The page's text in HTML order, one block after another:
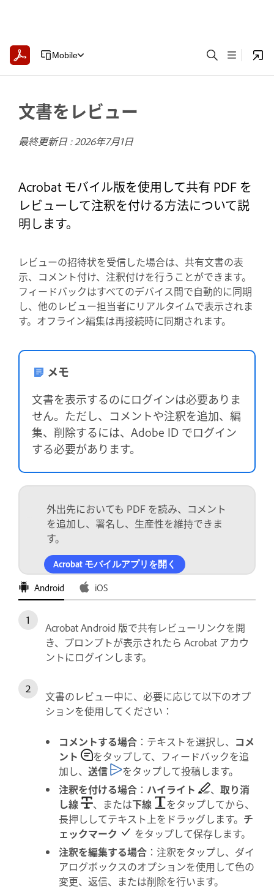
Mobile
文書をレビュー
最終更新日 :2026年7月1日
Acrobat モバイル版を使用して共有 PDF を
レビューして注釈を付ける方法について説
明します。
レビューの招待状を受信した場合は、共有文書の表
示、コメント付け、注釈付けを行うことができます。
フィードバックはすべてのデバイス間で自動的に同期
し、他のレビュー担当者にリアルタイムで表示されま
す。オフライン編集は再接続時に同期されます。
メモ
文書を表示するのにログインは必要ありま
せん。ただし、コメントや注釈を追加、編
集、削除するには、Adobe ID でログイン
する必要があります。
外出先においても PDF を読み、コメント
を追加し、署名し、生産性を維持できま
す。
Acrobat モバイルアプリを開く
Android iOS
Acrobat Android 版で共有レビューリンクを開
き、プロンプトが表示されたら Acrobat アカウ
ントにログインします。
文書のレビュー中に、必要に応じて以下のオプ
ションを使用してください：
コメントする場合 ：テキストを選択し、 コメ
ント
をタップして、フィードバックを追
加し、 送信
をタップして投稿します。
注釈を付ける場合 ： ハイライト 、 取り消
し線
、または下線
をタップしてから、
長押ししてテキスト上をドラッグします。 チ
ェックマーク
をタップして保存します。
注釈を編集する場合 ：注釈をタップし、ダイ
アログボックスのオプションを使用して色の
変更、返信、または削除を行います。